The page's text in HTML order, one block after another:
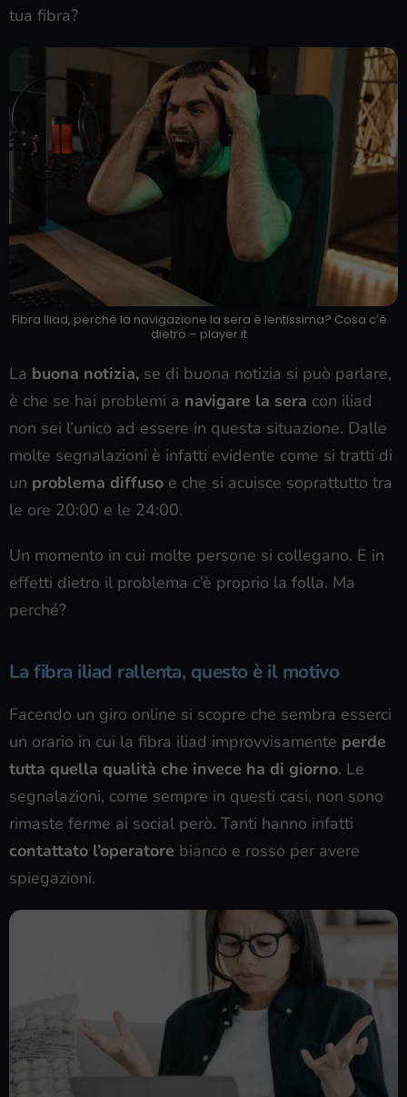
tua fibra?
Fibra Iliad, perché la navigazione la sera è lentissima? Cosa c’è
dietro – player.it
La buona notizia, se di buona notizia si può parlare,
è che se hai problemi a navigare la sera con iliad
non sei l’unico ad essere in questa situazione. Dalle
molte segnalazioni è infatti evidente come si tratti di
un problema diffuso e che si acuisce soprattutto tra
le ore 20:00 e le 24:00.
Un momento in cui molte persone si collegano. E in
effetti dietro il problema c’è proprio la folla. Ma
perché?
La fibra iliad rallenta, questo è il motivo
Facendo un giro online si scopre che sembra esserci
un orario in cui la fibra iliad improvvisamente perde
tutta quella qualità che invece ha di giorno. Le
segnalazioni, come sempre in questi casi, non sono
rimaste ferme ai social però. Tanti hanno infatti
contattato l’operatore bianco e rosso per avere
spiegazioni.